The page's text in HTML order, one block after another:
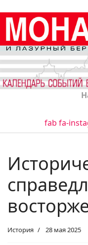
fab fa-
История 28 мая 2025